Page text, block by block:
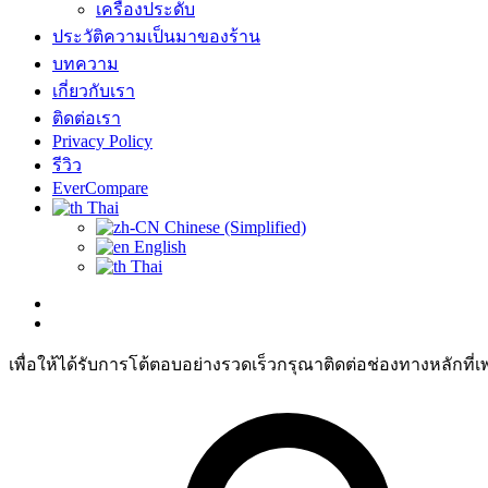
เครื่องประดับ
ประวัติความเป็นมาของร้าน
บทความ
เกี่ยวกับเรา
ติดต่อเรา
Privacy Policy
รีวิว
EverCompare
Thai
Chinese (Simplified)
English
Thai
เพื่อให้ได้รับการโต้ตอบอย่างรวดเร็วกรุณาติดต่อช่องทางหลักที่เ